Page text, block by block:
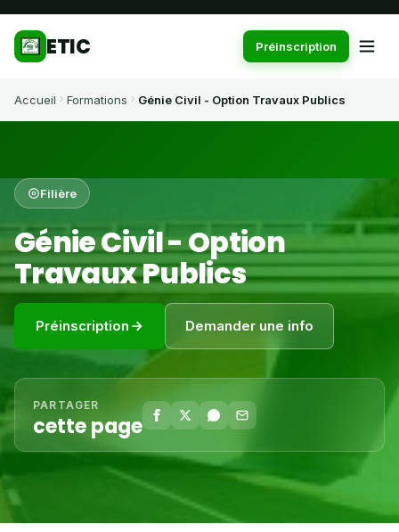
ETIC Préinscription
Accueil Formations Génie Civil - Option Travaux Publics
Filière
Génie Civil - Option
Travaux Publics
Préinscription Demander une info
PARTAGER
cette page